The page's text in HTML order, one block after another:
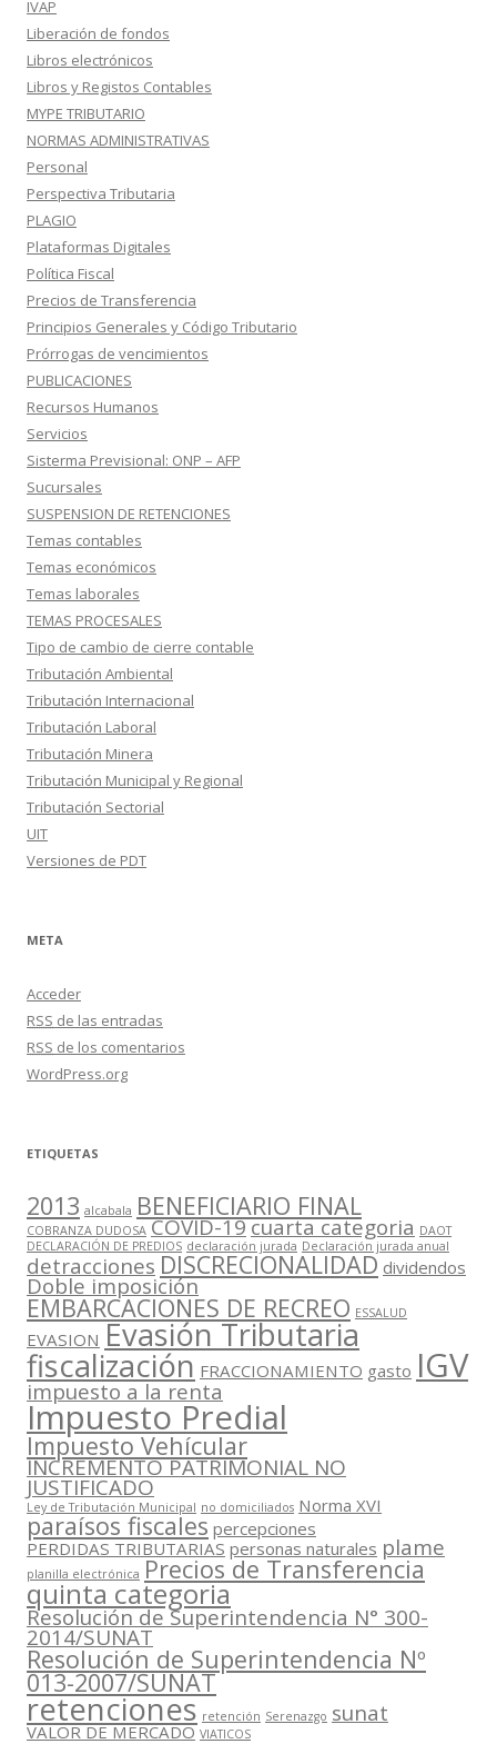
IVAP
Liberación de fondos
Libros electrónicos
Libros y Registos Contables
MYPE TRIBUTARIO
NORMAS ADMINISTRATIVAS
Personal
Perspectiva Tributaria
PLAGIO
Plataformas Digitales
Política Fiscal
Precios de Transferencia
Principios Generales y Código Tributario
Prórrogas de vencimientos
PUBLICACIONES
Recursos Humanos
Servicios
Sisterma Previsional: ONP – AFP
Sucursales
SUSPENSION DE RETENCIONES
Temas contables
Temas económicos
Temas laborales
TEMAS PROCESALES
Tipo de cambio de cierre contable
Tributación Ambiental
Tributación Internacional
Tributación Laboral
Tributación Minera
Tributación Municipal y Regional
Tributación Sectorial
UIT
Versiones de PDT
META
Acceder
RSS de las entradas
RSS de los comentarios
WordPress.org
ETIQUETAS
2013 alcabala BENEFICIARIO FINAL
COBRANZA DUDOSA COVID-19cuarta categoria DAOT
DECLARACIÓN DE PREDIOS declaración jurada Declaración jurada anual
detraccionesDISCRECIONALIDAD dividendos
Doble imposición
EMBARCACIONES DE RECREO ESSALUD
EVASION Evasión Tributaria
fiscalización FRACCIONAMIENTO gasto IGV
impuesto a la renta
Impuesto Predial
Impuesto Vehícular
INCREMENTO PATRIMONIAL NO
JUSTIFICADO
Ley de Tributación Municipal no domiciliados Norma XVI
paraísos fiscales percepciones
PERDIDAS TRIBUTARIAS personas naturales plame
planilla electrónica Precios de Transferencia
quinta categoria
Resolución de Superintendencia N° 300-
2014/SUNAT
Resolución de Superintendencia Nº
013-2007/SUNAT
retenciones retención Serenazgo sunat
VALOR DE MERCADO VIATICOS